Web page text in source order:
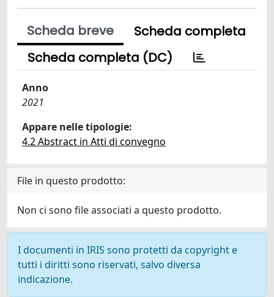
Scheda breve
Scheda completa
Scheda completa (DC)
Anno
2021
Appare nelle tipologie:
4.2 Abstract in Atti di convegno
File in questo prodotto:
Non ci sono file associati a questo prodotto.
I documenti in IRIS sono protetti da copyright e
tutti i diritti sono riservati, salvo diversa
indicazione.